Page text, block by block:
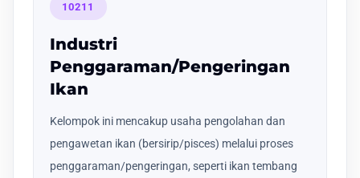
10211
Industri
Penggaraman/Pengeringan
Ikan
Kelompok ini mencakup usaha pengolahan dan
pengawetan ikan (bersirip/pisces) melalui proses
penggaraman/pengeringan, seperti ikan tembang